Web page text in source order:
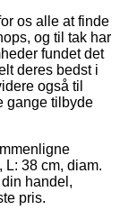
os alle at finde
og til tak har
fundet det
deres bedst i
også til
gange tilbyde
38 cm, diam.
handel,
pris.